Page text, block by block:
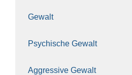
Gewalt
Psy­chi­sche Gewalt
Aggres­si­ve Gewalt